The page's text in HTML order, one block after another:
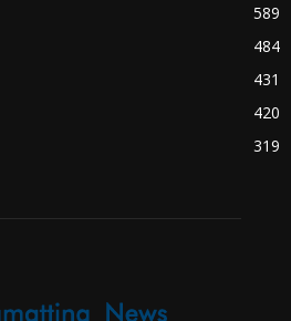
589
484
431
420
319